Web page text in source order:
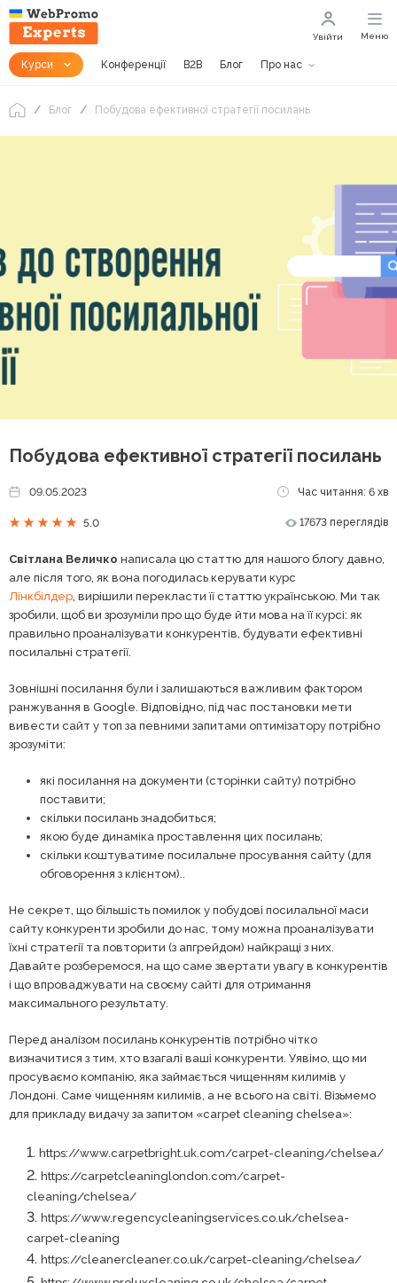
Курси Конференції B2B Блог Про нас
Увійти Меню
Блог Побудова ефективної стратегії посилань
Побудова ефективної стратегії посилань
09.05.2023 Час читання: 6 хв
5.0 17673 переглядів
Світлана Величко написала цю статтю для нашого блогу давно,
але після того, як вона погодилась керувати курс
Лінкбілдер, вирішили перекласти її статтю українською. Ми так
зробили, щоб ви зрозуміли про що буде йти мова на її курсі: як
правильно проаналізувати конкурентів, будувати ефективні
посилальні стратегії.
Зовнішні посилання були і залишаються важливим фактором
ранжування в Google. Відповідно, під час постановки мети
вивести сайт у топ за певними запитами оптимізатору потрібно
зрозуміти:
які посилання на документи (сторінки сайту) потрібно
поставити;
скільки посилань знадобиться;
якою буде динаміка проставлення цих посилань;
скільки коштуватиме посилальне просування сайту (для
обговорення з клієнтом)..
Не секрет, що більшість помилок у побудові посилальної маси
сайту конкуренти зробили до нас, тому можна проаналізувати
їхні стратегії та повторити (з апгрейдом) найкращі з них.
Давайте розберемося, на що саме звертати увагу в конкурентів
і що впроваджувати на своєму сайті для отримання
максимального результату.
Перед аналізом посилань конкурентів потрібно чітко
визначитися з тим, хто взагалі ваші конкуренти. Уявімо, що ми
просуваємо компанію, яка займається чищенням килимів у
Лондоні. Саме чищенням килимів, а не всього на світі. Візьмемо
для прикладу видачу за запитом «carpet cleaning chelsea»:
https://www.carpetbright.uk.com/carpet-cleaning/chelsea/
https://carpetcleaninglondon.com/carpet-
cleaning/chelsea/
https://www.regencycleaningservices.co.uk/chelsea-
carpet-cleaning
https://cleanercleaner.co.uk/carpet-cleaning/chelsea/